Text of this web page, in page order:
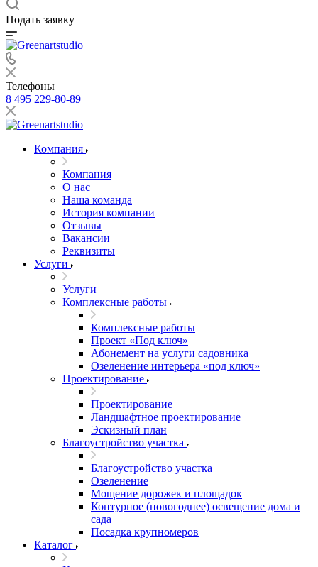
Подать заявку
Телефоны
8 495 229-80-89
Компания
Компания
О нас
Наша команда
История компании
Отзывы
Вакансии
Реквизиты
Услуги
Услуги
Комплексные работы
Комплексные работы
Проект «Под ключ»
Абонемент на услуги садовника
Озеленение интерьера «под ключ»
Проектирование
Проектирование
Ландшафтное проектирование
Эскизный план
Благоустройство участка
Благоустройство участка
Озеленение
Мощение дорожек и площадок
Контурное (новогоднее) освещение дома и
сада
Посадка крупномеров
Каталог